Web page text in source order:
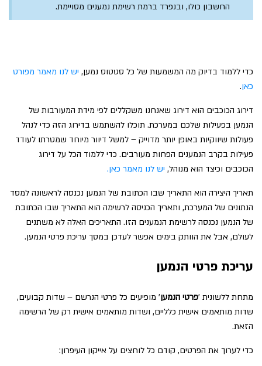
החשבון כולו, ובנפרד ברמת רשימת נמענים מסויימת.
כדי ללמוד בדיוק מה המשמעות של כל סטטוס נמען, יש לנו מאמר מפורט
כאן.
דירוג הכוכבים הוא דירוג שאנחנו משקללים לפי מידת המעורבות של
הנמען בפעילות שלכם במערכת. תוכלו להשתמש בדירוג הזה כדי לנהל
פעולות שיווקיות באופן יותר מדוייק – למשל דיוור מיוחד שמטרתו לעודד
פעילות בקרב הנמענים הפחות מעורבים. כדי ללמוד הכל על דירוג
הכוכבים וכיצד הוא מנוהל, יש לנו מאמר כאן.
תאריך היצירה הוא התאריך שבו הכתובת של הנמען נכנסה לראשונה למסד
הנתונים של המערכת, ותאריך הכניסה לרשימה הוא התאריך שבו הכתובת
של הנמען נכנסה לרשימת הנמענים הזו. התאריכים האלה לא משתנים
לעולם, אבל את הוותק בימים אפשר לעדכן במסך עריכת פרטי הנמען.
עריכת פרטי הנמען
מתחת ללשונית 'פרטי הנמען' מופיעים כל פרטי הנרשם – שדות קבועים,
שדות מותאמים אישית כלליים, ושדות מותאמים אישית רק של הרשימה
הזאת.
כדי לערוך את הפרטים, קודם כל לוחצים על אייקון העיפרון: